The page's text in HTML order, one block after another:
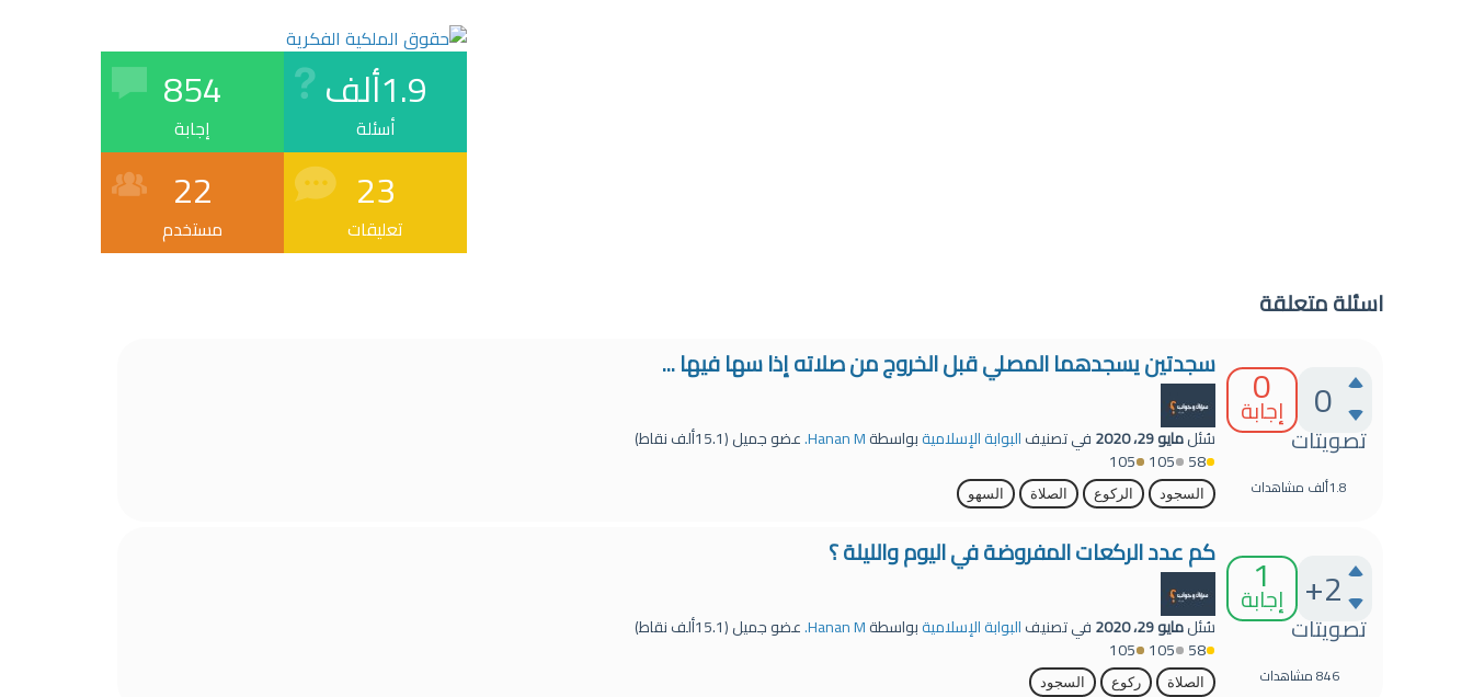
1.9ألف
أسئلة
854
إجابة
23
تعليقات
22
مستخدم
اسئلة متعلقة
0
تصويتات
0
إجابة
1.8ألف مشاهدات
سجدتين يسجدهما المصلي قبل الخروج من صلاته إذا سها فيها ...
سُئلمايو 29، 2020 في تصنيفالبوابة الإسلاميةبواسطةHanan M. عضو جميل(15.1ألف
نقاط)
58
105
105
السجود الركوع الصلاة السهو
+2
تصويتات
1
إجابة
846مشاهدات
كم عدد الركعات المفروضة في اليوم والليلة ؟
سُئلمايو 29، 2020 في تصنيفالبوابة الإسلاميةبواسطةHanan M. عضو جميل(15.1ألف
نقاط)
58
105
105
الصلاة ركوع السجود